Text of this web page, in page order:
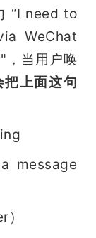
“I need to
WeChat
"，当用户唤
上面这句
message